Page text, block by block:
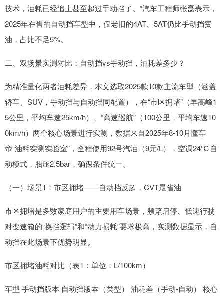
技术，油耗已经追上甚至超过手动挡了。”汽车工程师张磊表示，
2025年在售的自动挡车型中，仅老旧的4AT、5AT仍比手动挡费
油，占比不足5%。
二、双场景实测对比：自动挡vs手动挡，油耗差多少？
为精准量化两者油耗差异，本文选取2025款10款主流车型（涵盖
轿车、SUV，手动挡与自动挡同配置），在“市区拥堵”（早高峰1
5公里，平均车速25km/h）、“高速巡航”（100公里，平均车速10
0km/h）两个核心场景进行实测，数据来自2025年8-10月懂车
帝“油耗实测实验室”，全程使用92号汽油（9元/L），空调24℃自
动模式，胎压2.5bar，确保条件统一。
（一）场景1：市区拥堵——自动挡反超，CVT最省油
市区拥堵是多数家庭用户的主要用车场景，频繁启停、低速行驶
对变速箱的“换挡逻辑”和“动力损耗”要求极高，实测数据显示，自
动挡在此场景下优势明显。
市区拥堵油耗对比（表1：单位：L/100km）
车型 手动挡版本 自动挡版本（类型） 油耗差（手动-自动） 核心